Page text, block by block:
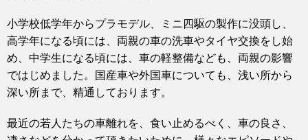
小学校低学年からプラモデル、ミニ四駆の製作に没頭し、
高学年になる頃には、両親の車の洗車やタイヤ交換をし始
め、中学生になる頃には、車の軽整備なども、両親の影響
ではじめました。国産車や外国車についても、浅い所から
深い所まで、精通しております。
最近の若人たちの車離れを、食い止めるべく、車の良さ、